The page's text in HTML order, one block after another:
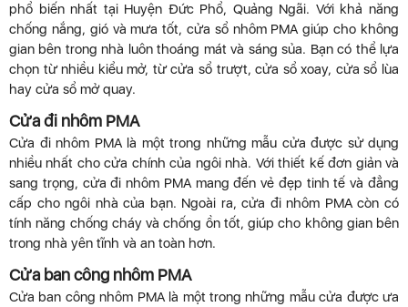
phổ biến nhất tại Huyện Đức Phổ, Quảng Ngãi. Với khả năng
chống nắng, gió và mưa tốt, cửa sổ nhôm PMA giúp cho không
gian bên trong nhà luôn thoáng mát và sáng sủa. Bạn có thể lựa
chọn từ nhiều kiểu mở, từ cửa sổ trượt, cửa sổ xoay, cửa sổ lùa
hay cửa sổ mở quay.
Cửa đi nhôm PMA
Cửa đi nhôm PMA là một trong những mẫu cửa được sử dụng
nhiều nhất cho cửa chính của ngôi nhà. Với thiết kế đơn giản và
sang trọng, cửa đi nhôm PMA mang đến vẻ đẹp tinh tế và đẳng
cấp cho ngôi nhà của bạn. Ngoài ra, cửa đi nhôm PMA còn có
tính năng chống cháy và chống ồn tốt, giúp cho không gian bên
trong nhà yên tĩnh và an toàn hơn.
Cửa ban công nhôm PMA
Cửa ban công nhôm PMA là một trong những mẫu cửa được ưa